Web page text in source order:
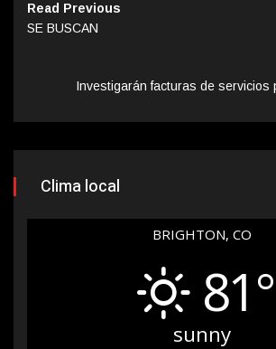
Read Previous
SE BUSCAN
Investigarán facturas de servicios
Clima local
BRIGHTON, CO
81°
sunny